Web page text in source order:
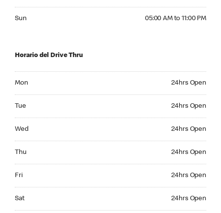
Sun 05:00 AM to 11:00 PM
Horario del Drive Thru
Mon 24hrs Open
Tue 24hrs Open
Wed 24hrs Open
Thu 24hrs Open
Fri 24hrs Open
Sat 24hrs Open